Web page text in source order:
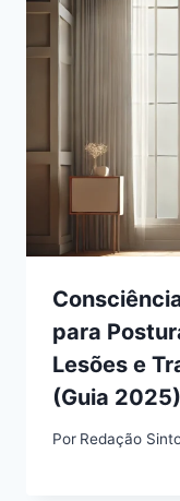
para
Lesões e
(Guia 2025)
Por Redação